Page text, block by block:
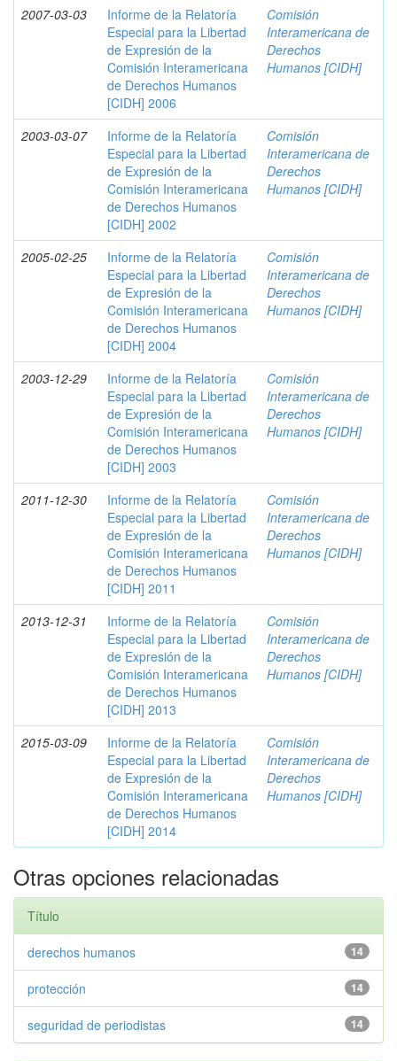
2007-03-03
Informe de la Relatoría
Especial para la Libertad
de Expresión de la
Comisión Interamericana
de Derechos Humanos
[CIDH] 2006
Comisión
Interamericana de
Derechos
Humanos [CIDH]
2003-03-07
Informe de la Relatoría
Especial para la Libertad
de Expresión de la
Comisión Interamericana
de Derechos Humanos
[CIDH] 2002
Comisión
Interamericana de
Derechos
Humanos [CIDH]
2005-02-25
Informe de la Relatoría
Especial para la Libertad
de Expresión de la
Comisión Interamericana
de Derechos Humanos
[CIDH] 2004
Comisión
Interamericana de
Derechos
Humanos [CIDH]
2003-12-29
Informe de la Relatoría
Especial para la Libertad
de Expresión de la
Comisión Interamericana
de Derechos Humanos
[CIDH] 2003
Comisión
Interamericana de
Derechos
Humanos [CIDH]
2011-12-30
Informe de la Relatoría
Especial para la Libertad
de Expresión de la
Comisión Interamericana
de Derechos Humanos
[CIDH] 2011
Comisión
Interamericana de
Derechos
Humanos [CIDH]
2013-12-31
Informe de la Relatoría
Especial para la Libertad
de Expresión de la
Comisión Interamericana
de Derechos Humanos
[CIDH] 2013
Comisión
Interamericana de
Derechos
Humanos [CIDH]
2015-03-09
Informe de la Relatoría
Especial para la Libertad
de Expresión de la
Comisión Interamericana
de Derechos Humanos
[CIDH] 2014
Comisión
Interamericana de
Derechos
Humanos [CIDH]
Otras opciones relacionadas
Título
14
derechos humanos
14
protección
14
seguridad de periodistas